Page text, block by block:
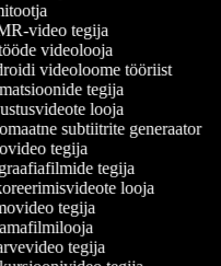
video tegija
videolooja
videoloome tööriist
tegija
looja
subtiitrite generaator
tegija
tegija
looja
tegija
tegija